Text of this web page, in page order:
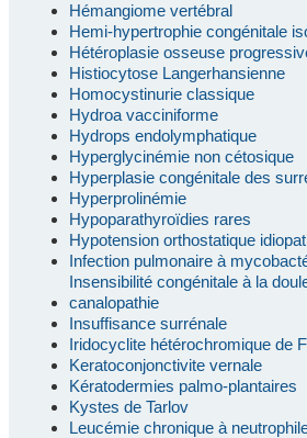
Hémangiome vertébral
Hemi-hypertrophie congénitale
Hétéroplasie osseuse
Histiocytose Langerhansienne
Homocystinurie classique
Hydroa vacciniforme
Hydrops endolymphatique
Hyperglycinémie non cétosique
Hyperplasie congénitale des
Hyperprolinémie
Hypoparathyroïdies rares
Hypotension orthostatique
Infection pulmonaire à
Insensibilité congénitale à la
canalopathie
Insuffisance surrénale
Iridocyclite hétérochromique de
Keratoconjonctivite vernale
Kératodermies palmo-plantaires
Kystes de Tarlov
Leucémie chronique à